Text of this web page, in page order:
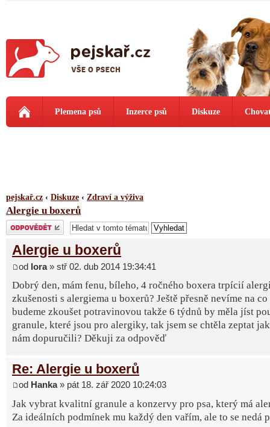
Plemena psů Inzerce psů Diskuze
pejskař.cz ‹ Diskuze ‹ Zdraví a výživa
Alergie u boxerů
Odeslat odpověď
Alergie u boxerů
od lora» stř 02. dub 2014 19:34:41
Dobrý den, mám fenu, bíleho, 4 ročného boxera trpícií
zkušenosti s alergiema u boxerů? Ještě přesně nevíme na
budeme zkoušet potravinovou takže 6 týdnů by měla jíst
granule, které jsou pro alergiky, tak jsem se chtěla zeptat
nám dopuručili? Děkuji za odpověď
Re: Alergie u boxerů
od Hanka» pát 18. zář 2020 10:24:03
Jak vybrat kvalitní granule a konzervy pro psa, který má
Za ideálních podmínek mu každý den vařím, ale to se nedá